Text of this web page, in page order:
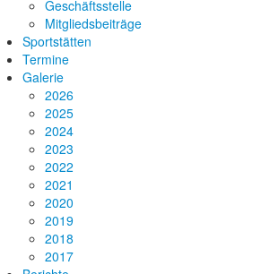
Geschäftsstelle
Mitgliedsbeiträge
Sportstätten
Termine
Galerie
2026
2025
2024
2023
2022
2021
2020
2019
2018
2017